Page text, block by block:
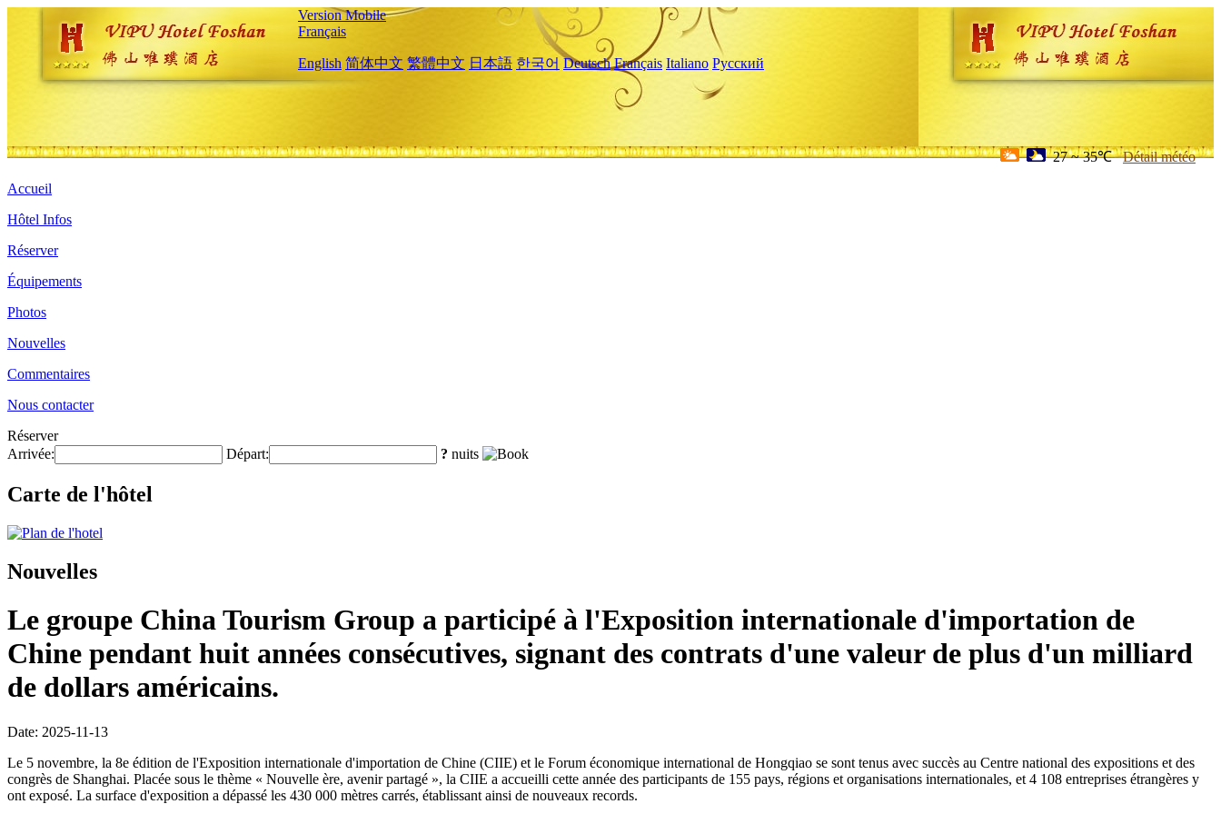
Version Mobile
Français
English 简体中文 繁體中文 日本語 한국어 Deutsch Français Italiano Русский
27 ~ 35℃ Détail météo
Accueil
Hôtel Infos
Réserver
Équipements
Photos
Nouvelles
Commentaires
Nous contacter
Réserver
Arrivée:
Départ: ? nuits
Carte de l'hôtel
Nouvelles
Le groupe China Tourism Group a participé à l'Exposition internationale d'importation de
Chine pendant huit années consécutives, signant des contrats d'une valeur de plus d'un milliard
de dollars américains.
Date: 2025-11-13
Le 5 novembre, la 8e édition de l'Exposition internationale d'importation de Chine (CIIE) et le Forum économique international de Hongqiao se sont tenus avec succès au Centre national des expositions et des
congrès de Shanghai. Placée sous le thème « Nouvelle ère, avenir partagé », la CIIE a accueilli cette année des participants de 155 pays, régions et organisations internationales, et 4 108 entreprises étrangères y
ont exposé. La surface d'exposition a dépassé les 430 000 mètres carrés, établissant ainsi de nouveaux records.